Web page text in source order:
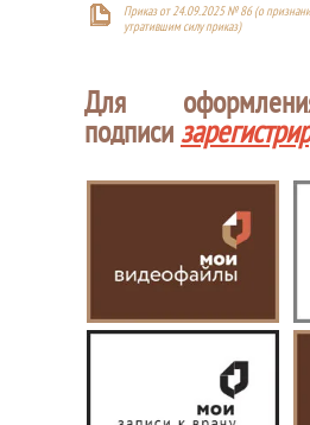
Приказ от 24.09.2025 № 86 (о
утратившим силу приказ)
Для
подписи